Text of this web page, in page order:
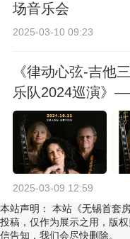
场音乐会
2025-03-10 09:23
《律动心弦-吉他
乐队2024巡演》
锡站）
2025-03-09 12:59
本站声明：
本站《无锡首套
投稿，仅作为展示之用，版
信告知，我们会尽快删除。